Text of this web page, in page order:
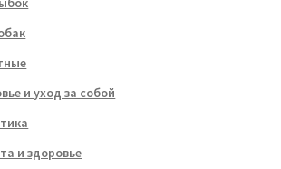
и уход за собой
и здоровье